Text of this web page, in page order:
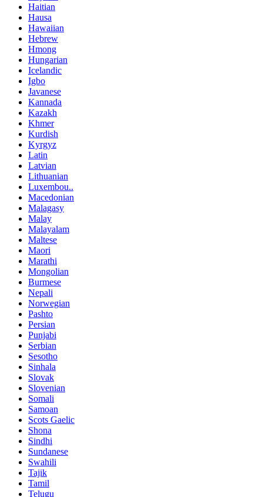
Haitian
Hausa
Hawaiian
Hebrew
Hmong
Hungarian
Icelandic
Igbo
Javanese
Kannada
Kazakh
Khmer
Kurdish
Kyrgyz
Latin
Latvian
Lithuanian
Luxembou..
Macedonian
Malagasy
Malay
Malayalam
Maltese
Maori
Marathi
Mongolian
Burmese
Nepali
Norwegian
Pashto
Persian
Punjabi
Serbian
Sesotho
Sinhala
Slovak
Slovenian
Somali
Samoan
Scots Gaelic
Shona
Sindhi
Sundanese
Swahili
Tajik
Tamil
Telugu